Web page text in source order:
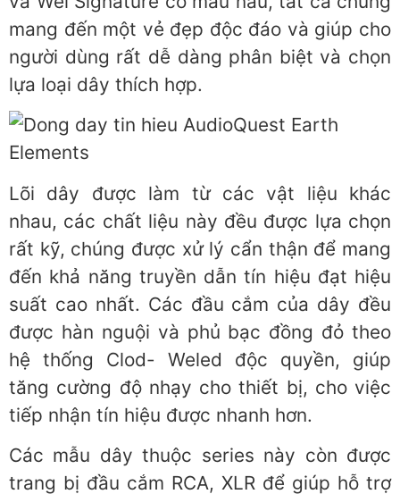
mang đến một vẻ đẹp độc đáo và giúp cho
người dùng rất dễ dàng phân biệt và chọn
lựa loại dây thích hợp.
Lõi dây được làm từ các vật liệu khác
nhau, các chất liệu này đều được lựa chọn
rất kỹ, chúng được xử lý cẩn thận để mang
đến khả năng truyền dẫn tín hiệu đạt hiệu
suất cao nhất. Các đầu cắm của dây đều
được hàn nguội và phủ bạc đồng đỏ theo
hệ thống Clod- Weled độc quyền, giúp
tăng cường độ nhạy cho thiết bị, cho việc
tiếp nhận tín hiệu được nhanh hơn.
Các mẫu dây thuộc series này còn được
trang bị đầu cắm RCA, XLR để giúp hỗ trợ